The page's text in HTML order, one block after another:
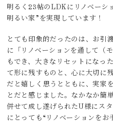
明るく23帖のLDKにリノベーシ
明るい家”を実現しています！
とても印象的だったのは、お引
に「リノベーションを通して（
もでき、大きなリセットになっ
て形に残すものと、心に大切に
だと嬉しく思うとともに、実家
とだと感じました。なかなか簡
併せて成し遂げられたU様にス
にとっても“リノベーションを